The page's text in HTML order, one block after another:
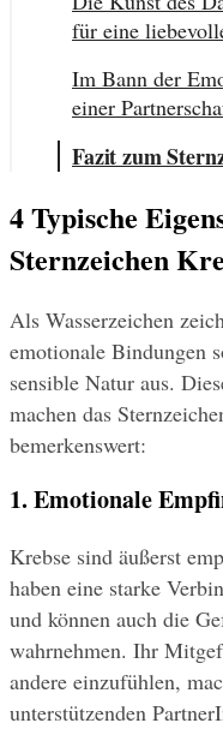
für eine
Im Bann der
einer
Fazit zum
4 Typische
Sternzeichen
Als Wasserzeichen
emotionale Bindungen
sensible Natur aus.
machen das
bemerkenswert:
1. Emotionale
Krebse sind äußerst
haben eine starke
und können auch die
wahrnehmen. Ihr
andere einzufühlen,
unterstützenden